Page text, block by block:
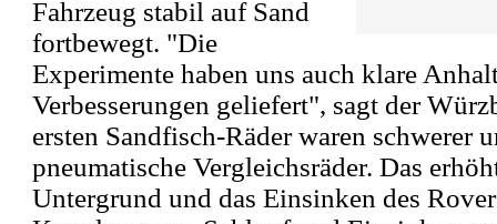
Fahrzeug stabil auf Sand
fortbewegt. "Die
Experimente haben uns auch klare
Verbesserungen geliefert", sagt der
ersten Sandfisch-Räder waren schwerer
pneumatische Vergleichsräder. Das
Untergrund und das Einsinken des